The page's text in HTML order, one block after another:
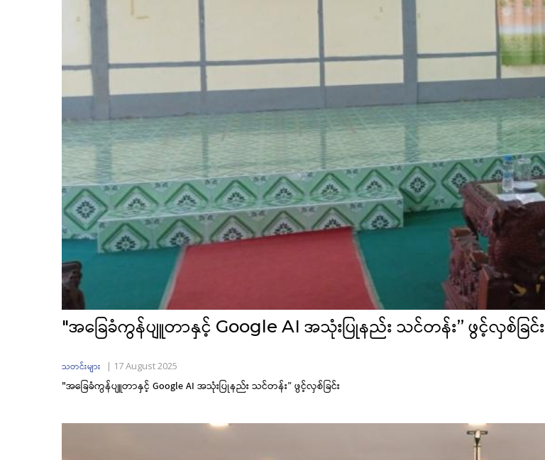
"အခြေခံကွန်ပျူတာနှင့် Google AI အသုံးပြုနည်း သင်တန်း” ဖွင့်လှစ်ခြင်း
သတင်းများ | 17 August 2025
"အခြေခံကွန်ပျူတာနှင့် Google AI အသုံးပြုနည်း သင်တန်း” ဖွင့်လှစ်ခြင်း